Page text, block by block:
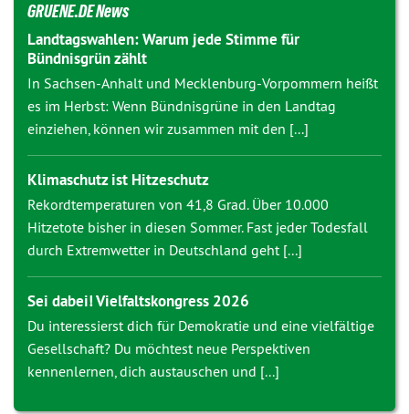
GRUENE.DE News
Landtagswahlen: Warum jede Stimme für
Bündnisgrün zählt
In Sachsen-Anhalt und Mecklenburg-Vorpommern heißt
es im Herbst: Wenn Bündnisgrüne in den Landtag
einziehen, können wir zusammen mit den [...]
Klimaschutz ist Hitzeschutz
Rekordtemperaturen von 41,8 Grad. Über 10.000
Hitzetote bisher in diesen Sommer. Fast jeder Todesfall
durch Extremwetter in Deutschland geht [...]
Sei dabei! Vielfaltskongress 2026
Du interessierst dich für Demokratie und eine vielfältige
Gesellschaft? Du möchtest neue Perspektiven
kennenlernen, dich austauschen und [...]